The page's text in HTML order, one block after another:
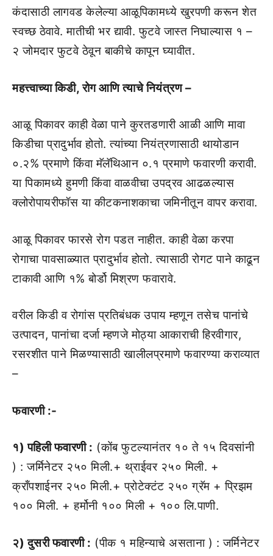
कंदासाठी लागवड केलेल्या आळूपिकामध्ये खुरपणी करून शेत
स्वच्छ ठेवावे. मातीची भर द्यावी. फुटवे जास्त निघाल्यास १ –
२ जोमदार फुटवे ठेवून बाकीचे कापून घ्यावीत.
महत्त्वाच्या किडी, रोग आणि त्याचे नियंत्रण –
आळू पिकावर काही वेळा पाने कुरतडणारी आळी आणि मावा
किडीचा प्रादुर्भाव होतो. त्यांच्या नियंत्रणासाठी थायोडान
०.२% प्रमाणे किंवा मॅलॅथिआन ०.१ प्रमाणे फवारणी करावी.
या पिकामध्ये हुमणी किंवा वाळवीचा उपद्रव आढळल्यास
क्लोरोपायरीफॉस या कीटकनाशकाचा जमिनीतून वापर करावा.
आळू पिकावर फारसे रोग पडत नाहीत. काही वेळा करपा
रोगाचा पावसाळ्यात प्रादुर्भाव होतो. त्यासाठी रोगट पाने काढून
टाकावी आणि १% बोर्डो मिश्रण फवारावे.
वरील किडी व रोगांस प्रतिबंधक उपाय म्हणून तसेच पानांचे
उत्पादन, पानांचा दर्जा म्हणजे मोठ्या आकाराची हिरवीगार,
रसरशीत पाने मिळण्यासाठी खालीलप्रमाणे फवारण्या कराव्यात
–
फवारणी :-
१) पहिली फवारणी : (कोंब फुटल्यानंतर १० ते १५ दिवसांनी
) : जर्मिनेटर २५० मिली.+ थ्राईवर २५० मिली. +
क्रॉंपशाईनर २५० मिली.+ प्रोटेक्टंट २५० ग्रॅम + प्रिझम
१०० मिली. + हर्मोनी १०० मिली + १०० लि.पाणी.
२) दुसरी फवारणी : (पीक १ महिन्याचे असताना ) : जर्मिनेटर